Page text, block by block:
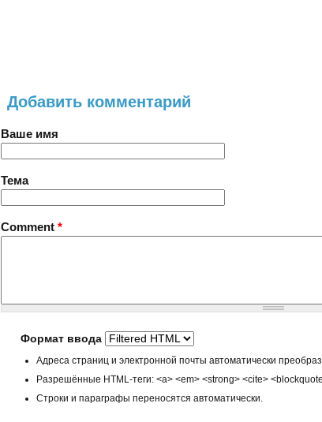
Добавить комментарий
Ваше имя
Тема
Comment *
Формат ввода
Адреса страниц и электронной почты автоматически
Разрешённые HTML-теги: <a> <em> <strong> <cite>
Строки и параграфы переносятся автоматически.